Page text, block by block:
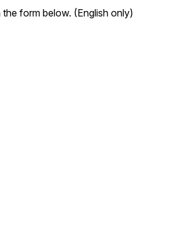
form below. (English only)